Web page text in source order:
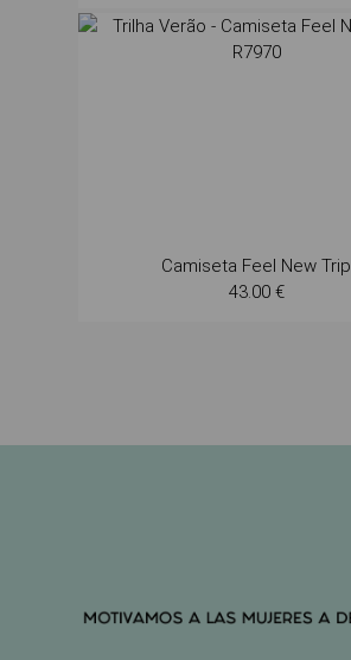
Camiseta Feel New Trip
43.00 €